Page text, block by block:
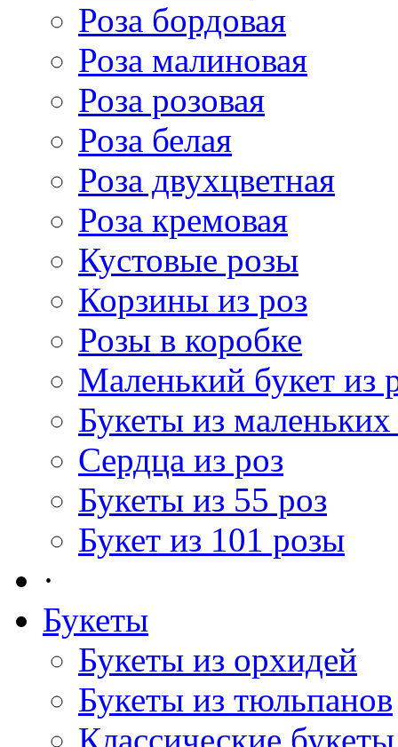
Роза бордовая
Роза малиновая
Роза розовая
Роза белая
Роза двухцветная
Роза кремовая
Кустовые розы
Корзины из роз
Розы в коробке
Маленький букет из
Букеты из маленьких
Сердца из роз
Букеты из 55 роз
Букет из 101 розы
·
Букеты
Букеты из орхидей
Букеты из тюльпанов